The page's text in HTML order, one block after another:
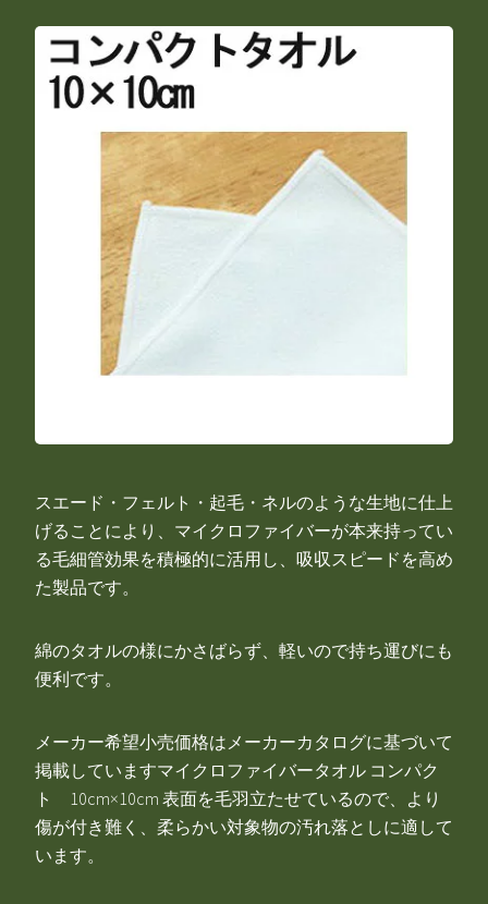
スエード・フェルト・起毛・ネルのような生地に仕上
げることにより、マイクロファイバーが本来持ってい
る毛細管効果を積極的に活用し、吸収スピードを高め
た製品です。
綿のタオルの様にかさばらず、軽いので持ち運びにも
便利です。
メーカー希望小売価格はメーカーカタログに基づいて
掲載していますマイクロファイバータオル コンパク
ト 10cm×10cm 表面を毛羽立たせているので、より
傷が付き難く、柔らかい対象物の汚れ落としに適して
います。